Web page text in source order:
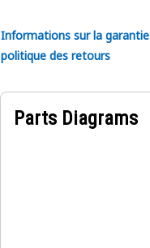
Informations sur la garantie
politique des retours
Parts Diagrams